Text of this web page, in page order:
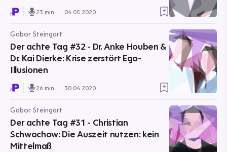
23 min. 04.05.2020
Gabor Steingart
Der achte Tag #32 - Dr. Anke Houben &
Dr. Kai Dierke: Krise zerstört Ego-
Illusionen
26 min. 30.04.2020
Gabor Steingart
Der achte Tag #31 - Christian
Schwochow: Die Auszeit nutzen: kein
Mittelmaß